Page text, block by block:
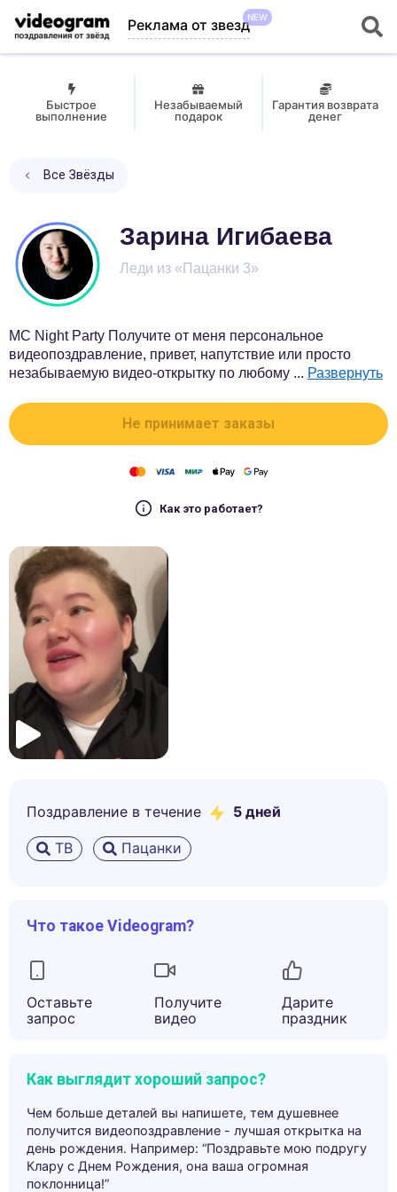
Реклама от звездNEW
Быстрое
выполнение
Незабываемый
подарок
Гарантия возврата
денег
Все Звёзды
Зарина Игибаева
Леди из «Пацанки 3»
MC Night Party Получите от меня персональное
видеопоздравление, привет, напутствие или просто
незабываемую видео-открытку по любому ... Развернуть
Не принимает заказы
Как это работает?
Поздравление в течение 5 дней
ТВ Пацанки
Что такое Videogram?
Оставьте
запрос
Получите
видео
Дарите
праздник
Как выглядит хороший запрос?
Чем больше деталей вы напишете, тем душевнее
получится видеопоздравление - лучшая открытка на
день рождения. Например: “Поздравьте мою подругу
Клару с Днем Рождения, она ваша огромная
поклонница!”